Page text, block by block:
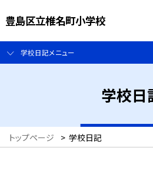
豊島区立椎名町小学校
学校日記メニュー
学校日
トップページ > 学校日記